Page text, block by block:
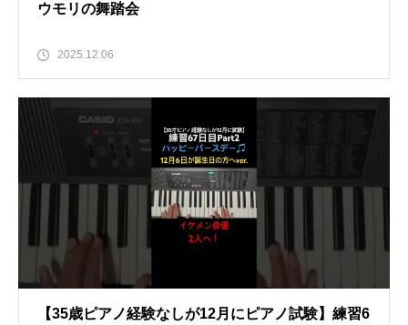
ウモリの舞踏会
2025.12.06
【35歳ピアノ経験なしが12月にピアノ試験】練習6